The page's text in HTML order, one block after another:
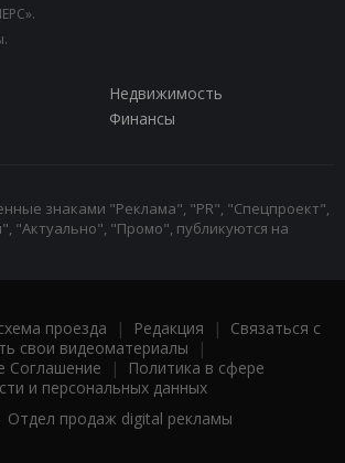
Недвижимость
Финансы
знаками "Реклама", "PR", "Спецпроект",
"Актуально", "Промо", публикуются на
проезда | Редакция | Связаться с
свои видеоматериалы |
Соглашение |
Политика в сфере
и персональных данных
Отдел продаж digital рекламы